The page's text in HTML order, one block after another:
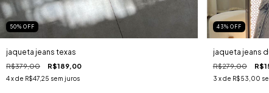
50% OFF
jaqueta jeans texas
R$379,00 R$189,00
4x de R$47,25 sem juros
43% OFF
jaqueta jeans
R$279,00
3 x de R$53,00